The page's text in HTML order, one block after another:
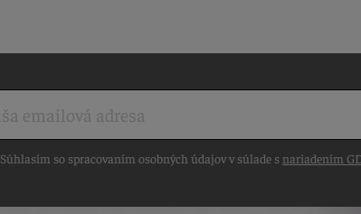
Súhlasím so spracovaním osobných údajov v súlade snariadením